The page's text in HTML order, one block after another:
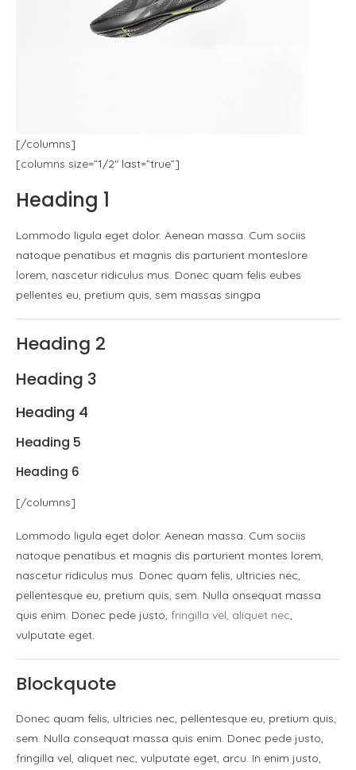
[/columns]
[columns size=”1/2″ last=”true”]
Heading 1
Lommodo ligula eget dolor. Aenean massa. Cum sociis
natoque penatibus et magnis dis parturient monteslore
lorem, nascetur ridiculus mus. Donec quam felis eubes
pellentes eu, pretium quis, sem massas singpa
Heading 2
Heading 3
Heading 4
Heading 5
Heading 6
[/columns]
Lommodo ligula eget dolor. Aenean massa. Cum sociis
natoque penatibus et magnis dis parturient montes lorem,
nascetur ridiculus mus. Donec quam felis, ultricies nec,
pellentesque eu, pretium quis, sem. Nulla onsequat massa
quis enim. Donec pede justo, fringilla vel, aliquet nec,
vulputate eget.
Blockquote
Donec quam felis, ultricies nec, pellentesque eu, pretium quis,
sem. Nulla consequat massa quis enim. Donec pede justo,
fringilla vel, aliquet nec, vulputate eget, arcu. In enim justo,